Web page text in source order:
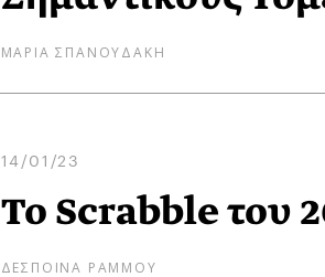
ΜΑΡΙΑ ΣΠΑΝΟΥΔΑΚΗ
14/01/23
Το Scrabble του
ΔΕΣΠΟΙΝΑ ΡΑΜΜΟΥ